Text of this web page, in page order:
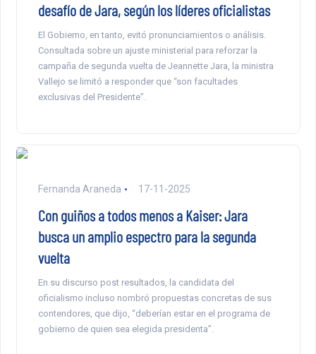
desafío de Jara, según los líderes oficialistas
El Gobierno, en tanto, evitó pronunciamientos o análisis.
Consultada sobre un ajuste ministerial para reforzar la
campaña de segunda vuelta de Jeannette Jara, la ministra
Vallejo se limitó a responder que “son facultades
exclusivas del Presidente”.
Fernanda Araneda 17-11-2025
Con guiños a todos menos a Kaiser: Jara
busca un amplio espectro para la segunda
vuelta
En su discurso post resultados, la candidata del
oficialismo incluso nombró propuestas concretas de sus
contendores, que dijo, “deberían estar en el programa de
gobierno de quien sea elegida presidenta”.